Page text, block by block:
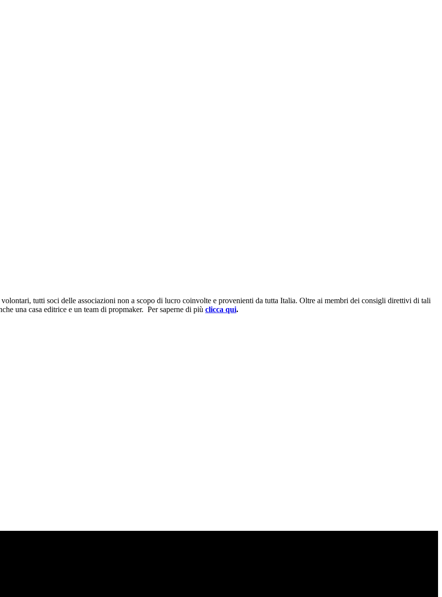
tutti soci delle associazioni non a scopo di lucro coinvolte e provenienti da tutta Italia. Oltre ai membri dei consigli direttivi di tali
una casa editrice e un team di propmaker. Per saperne di più clicca qui.